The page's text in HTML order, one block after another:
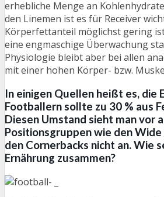
erhebliche Menge an
den Linemen ist es für Receiver
Körperfettanteil möglichst gering
eine engmaschige Überwachung
Physiologie bleibt aber bei allen
mit einer hohen Körper- bzw.
In einigen Quellen heißt es, die
Footballern sollte zu 30 % aus
Diesen Umstand sieht man vor
Positionsgruppen wie den
den Cornerbacks nicht an. Wie
Ernährung zusammen?